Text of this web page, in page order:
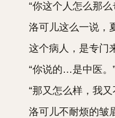
“你这个人怎么那么
洛可儿这么一说，夏
这个病人，是专门
“你说的…是中医。”
“那又怎么样，我又
洛可儿不耐烦的皱眉